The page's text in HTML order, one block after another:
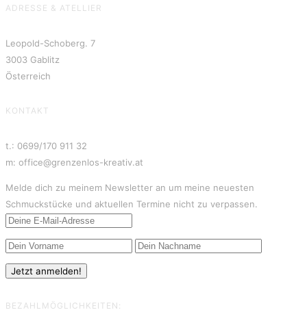
ADRESSE & ATELLIER
Leopold-Schoberg. 7
3003 Gablitz
Österreich
KONTAKT
t.: 0699/170 911 32
m: office@grenzenlos-kreativ.at
Melde dich zu meinem Newsletter an um meine neuesten
Schmuckstücke und aktuellen Termine nicht zu verpassen.
BEZAHLMÖGLICHKEITEN: